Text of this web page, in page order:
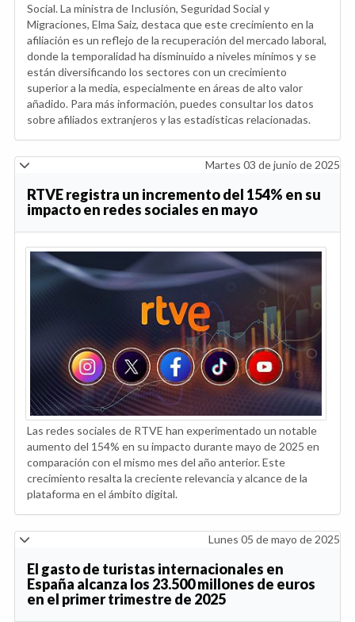
Social. La ministra de Inclusión, Seguridad Social y
Migraciones, Elma Saiz, destaca que este crecimiento en la
afiliación es un reflejo de la recuperación del mercado laboral,
donde la temporalidad ha disminuido a niveles mínimos y se
están diversificando los sectores con un crecimiento
superior a la media, especialmente en áreas de alto valor
añadido. Para más información, puedes consultar los datos
sobre afiliados extranjeros y las estadísticas relacionadas.
Martes 03 de junio de 2025
RTVE registra un incremento del 154% en su
impacto en redes sociales en mayo
Las redes sociales de RTVE han experimentado un notable
aumento del 154% en su impacto durante mayo de 2025 en
comparación con el mismo mes del año anterior. Este
crecimiento resalta la creciente relevancia y alcance de la
plataforma en el ámbito digital.
Lunes 05 de mayo de 2025
El gasto de turistas internacionales en
España alcanza los 23.500 millones de euros
en el primer trimestre de 2025